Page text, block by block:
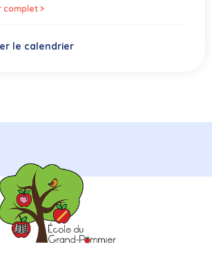
complet >
le calendrier